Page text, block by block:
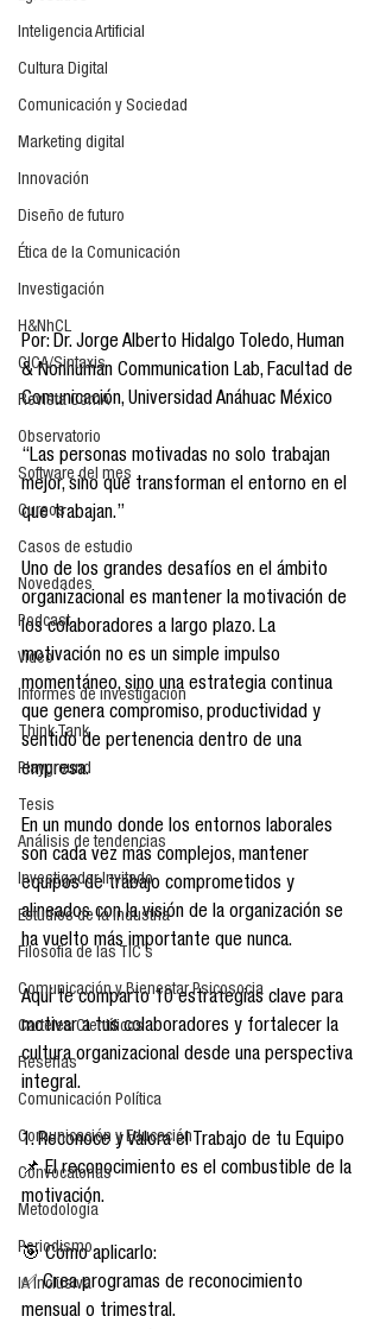
Inteligencia Artificial
Cultura Digital
Comunicación y Sociedad
Marketing digital
Innovación
Diseño de futuro
Ética de la Comunicación
Investigación
H&NhCL
CICA/Sintaxis
Revista ComA
Observatorio
Software del mes
Cursos
Casos de estudio
Novedades
Podcast
Video
Informes de investigación
Think Tank
Playground
Tesis
Análisis de tendencias
Investigador Invitado
Estudios de la industria
Filosofía de las TIC´s
Comunicación y Bienestar Psicosocia
Carteles Científicos
Reseñas
Comunicación Política
Comunicación y Educación
Convocatorias
Metodología
Periodismo
IA Inclusiva
Por: Dr. Jorge Alberto Hidalgo Toledo, Human
& Nonhuman Communication Lab, Facultad de
Comunicación, Universidad Anáhuac México
“Las personas motivadas no solo trabajan
mejor, sino que transforman el entorno en el
que trabajan.”
Uno de los grandes desafíos en el ámbito
organizacional es mantener la motivación de
los colaboradores a largo plazo. La
motivación no es un simple impulso
momentáneo, sino una estrategia continua
que genera compromiso, productividad y
sentido de pertenencia dentro de una
empresa.
En un mundo donde los entornos laborales
son cada vez más complejos, mantener
equipos de trabajo comprometidos y
alineados con la visión de la organización se
ha vuelto más importante que nunca.
Aquí te comparto 10 estrategias clave para
motivar a tus colaboradores y fortalecer la
cultura organizacional desde una perspectiva
integral.
1. Reconoce y Valora el Trabajo de tu Equipo
📌 El reconocimiento es el combustible de la
motivación.
🎯 Cómo aplicarlo:
✅ Crea programas de reconocimiento
mensual o trimestral.